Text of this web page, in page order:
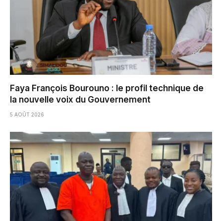
Faya François Bourouno : le profil technique de
la nouvelle voix du Gouvernement
5 AOÛT 2026